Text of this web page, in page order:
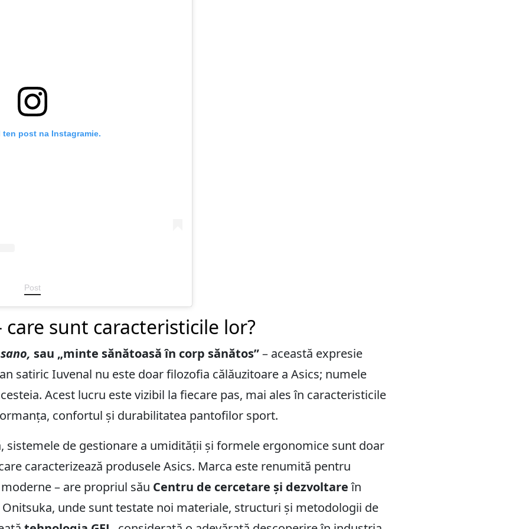
ten post na Instagramie.
Post
care sunt caracteristicile lor?
sau „minte sănătoasă în corp sănătos”– această expresie
satiric Iuvenal nu este doar filozofia călăuzitoare a Asics; numele
Acest lucru este vizibil la fiecare pas, mai ales în caracteristicile
confortul și durabilitatea pantofilor sport.
sistemele de gestionare a umidității și formele ergonomice sunt doar
caracterizează produsele Asics. Marca este renumită pentru
– are propriul său Centru de cercetare și dezvoltareîn
unde sunt testate noi materiale, structuri și metodologii de